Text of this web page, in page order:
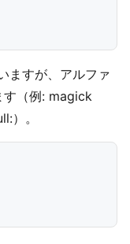
ますが、アルファ
す（例: magick
）。